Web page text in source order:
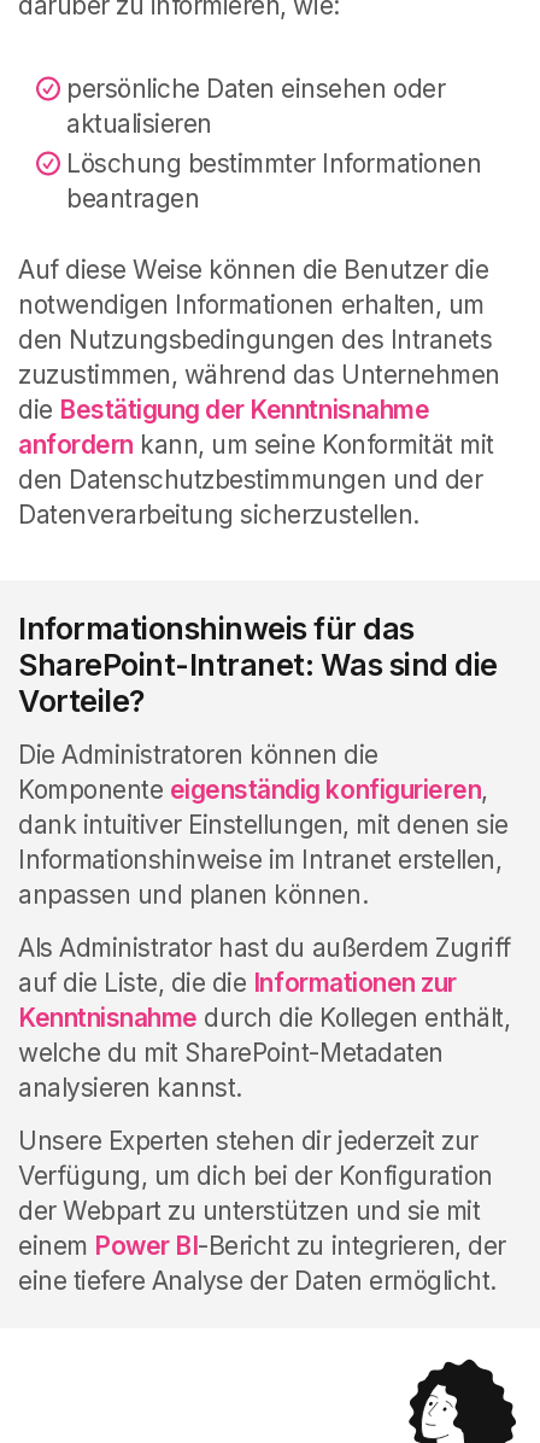
persönliche Daten einsehen oder
aktualisieren
Löschung bestimmter Informationen
beantragen
Auf diese Weise können die Benutzer die
notwendigen Informationen erhalten, um
den Nutzungsbedingungen des Intranets
zuzustimmen, während das Unternehmen
die Bestätigung der Kenntnisnahme
anfordern kann, um seine Konformität mit
den Datenschutzbestimmungen und der
Datenverarbeitung sicherzustellen.
Informationshinweis für das
SharePoint-Intranet: Was sind die
Vorteile?
Die Administratoren können die
Komponente eigenständig konfigurieren,
dank intuitiver Einstellungen, mit denen sie
Informationshinweise im Intranet erstellen,
anpassen und planen können.
Als Administrator hast du außerdem Zugriff
auf die Liste, die die Informationen zur
Kenntnisnahme durch die Kollegen enthält,
welche du mit SharePoint-Metadaten
analysieren kannst.
Unsere Experten stehen dir jederzeit zur
Verfügung, um dich bei der Konfiguration
der Webpart zu unterstützen und sie mit
einem Power BI-Bericht zu integrieren, der
eine tiefere Analyse der Daten ermöglicht.